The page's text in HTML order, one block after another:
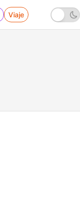
Viaje